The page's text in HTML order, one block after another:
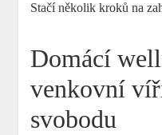
Stačí několik kroků na
Domácí
venkovní
svobodu